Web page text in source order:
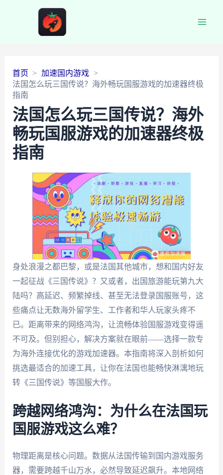
首页
加速国内游戏
法国怎么玩三国传说？海外畅玩国服游戏的加速器终极
指南
法国怎么玩三国传说？海外
畅玩国服游戏的加速器终极
指南
身处浪漫之都巴黎，或是法国其他城市，想和国内好友
一起征战《三国传说》？又或者，出国旅游能玩第九大
陆吗？高延迟、频繁掉线、甚至无法登录国服账号，这
些痛点让无数海外留学生、工作者和华人玩家头疼不
已。距离带来的网络鸿沟，让流畅体验国服游戏变得遥
不可及。但别担心，解决方案就在眼前——选择一款专
为海外连接优化的游戏加速器。本指南将深入剖析如何
挑选最适合的加速工具，让你在法国也能畅快淋漓地玩
转《三国传说》等国服大作。
跨越网络鸿沟：为什么在法国玩
国服游戏这么难？
物理距离是核心问题。数据从法国传输到国内游戏服务
器，需要跨越千山万水，必然导致延迟飙升。本地网络